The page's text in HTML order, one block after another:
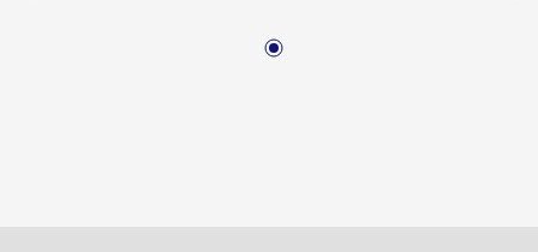
centros de distribuição, logística, armazenagem,